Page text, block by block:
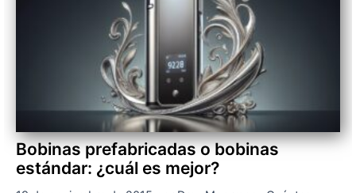
Bobinas prefabricadas o bobinas
estándar: ¿cuál es mejor?